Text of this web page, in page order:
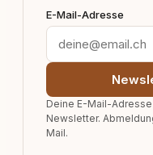
E-Mail-Adresse
Deine E-Mail-
Newsletter.
Mail.